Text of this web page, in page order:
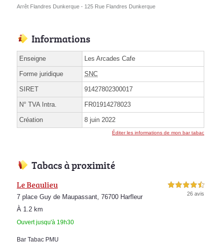
Arrêt Flandres Dunkerque - 125 Rue Flandres Dunkerque
Informations
Enseigne Les Arcades Cafe
Forme juridique SNC
SIRET 91427802300017
N° TVA Intra. FR01914278023
Création 8 juin 2022
Éditer les informations de mon bar tabac
Tabacs à proximité
Le Beaulieu
7 place Guy de Maupassant, 76700 Harfleur
À 1.2 km
Ouvert jusqu'à 19h30
4,5 étoiles sur 5
26 avis
Bar Tabac PMU